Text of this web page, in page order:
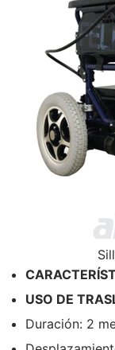
USO DE
Duración: 2